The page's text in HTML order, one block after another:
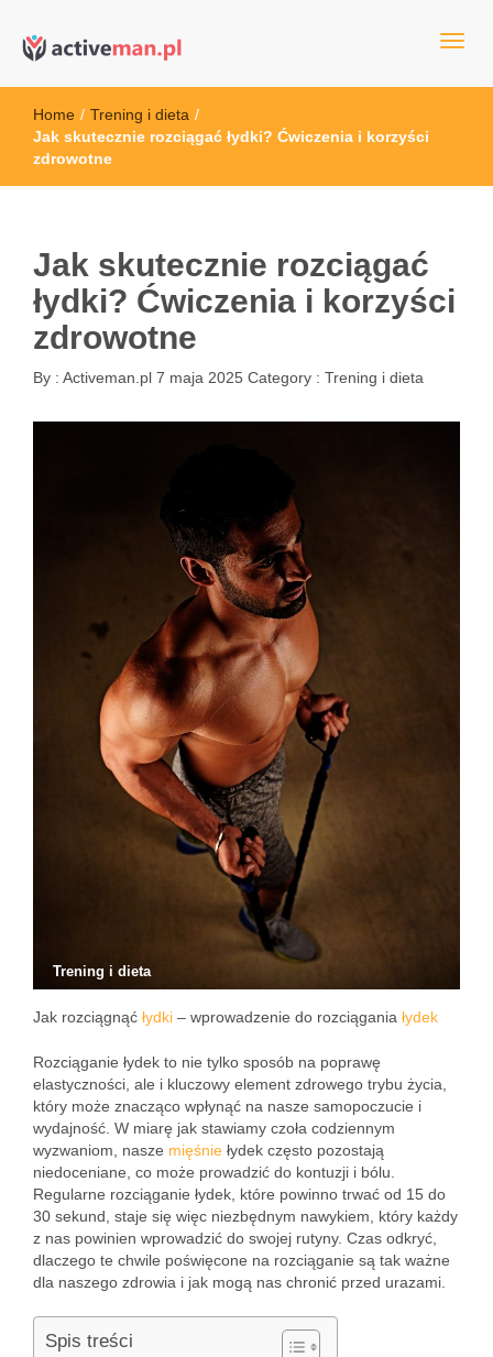
active man – sprzęt sportowy
sportowym
Home / Trening i dieta /
Jak skutecznie rozciągać łydki? Ćwiczenia i korzyści
zdrowotne
Jak skutecznie rozciągać
łydki? Ćwiczenia i korzyści
zdrowotne
By : Activeman.pl 7 maja 2025 Category : Trening i dieta
Trening i dieta
Jak rozciągnąć łydki – wprowadzenie do rozciągania łydek
Rozciąganie łydek to nie tylko sposób na poprawę
elastyczności, ale i kluczowy element zdrowego trybu życia,
który może znacząco wpłynąć na nasze samopoczucie i
wydajność. W miarę jak stawiamy czoła codziennym
wyzwaniom, nasze mięśnie łydek często pozostają
niedoceniane, co może prowadzić do kontuzji i bólu.
Regularne rozciąganie łydek, które powinno trwać od 15 do
30 sekund, staje się więc niezbędnym nawykiem, który każdy
z nas powinien wprowadzić do swojej rutyny. Czas odkryć,
dlaczego te chwile poświęcone na rozciąganie są tak ważne
dla naszego zdrowia i jak mogą nas chronić przed urazami.
Spis treści